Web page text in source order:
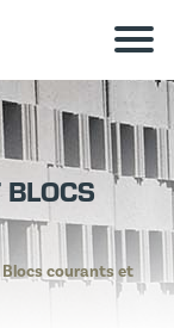
Blocs courants et